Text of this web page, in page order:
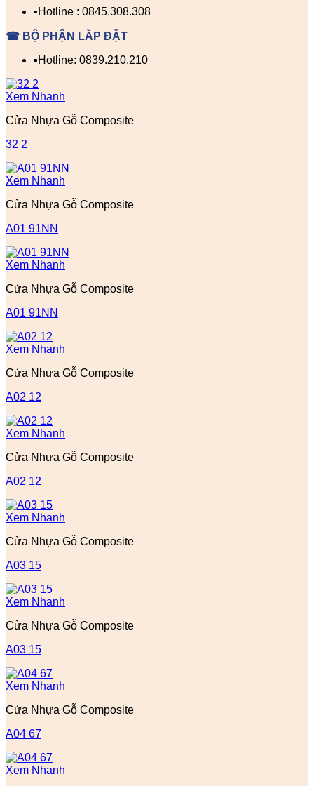
▪️Hotline : 0845.308.308
☎ BỘ PHẬN LẮP ĐẶT
▪️Hotline: 0839.210.210
Xem Nhanh
Cửa Nhựa Gỗ Composite
32 2
Xem Nhanh
Cửa Nhựa Gỗ Composite
A01 91NN
Xem Nhanh
Cửa Nhựa Gỗ Composite
A01 91NN
Xem Nhanh
Cửa Nhựa Gỗ Composite
A02 12
Xem Nhanh
Cửa Nhựa Gỗ Composite
A02 12
Xem Nhanh
Cửa Nhựa Gỗ Composite
A03 15
Xem Nhanh
Cửa Nhựa Gỗ Composite
A03 15
Xem Nhanh
Cửa Nhựa Gỗ Composite
A04 67
Xem Nhanh